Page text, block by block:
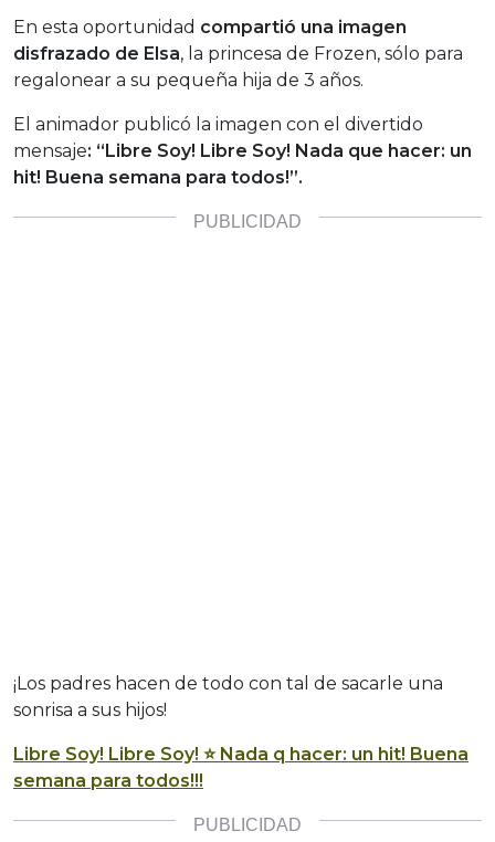
En esta oportunidad compartió una imagen
disfrazado de Elsa, la princesa de Frozen, sólo para
regalonear a su pequeña hija de 3 años.
El animador publicó la imagen con el divertido
mensaje: “Libre Soy! Libre Soy! Nada que hacer: un
hit! Buena semana para todos!”.
¡Los padres hacen de todo con tal de sacarle una
sonrisa a sus hijos!
Libre Soy! Libre Soy! ⭐️ Nada q hacer: un hit! Buena
semana para todos!!!